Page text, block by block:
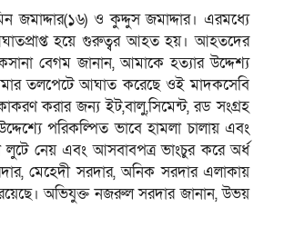
ও কুদ্দুস জমাদ্দার। এরমধ্যে
হয়ে গুরুত্বর আহত হয়। আহতদের
বেগম জানান, আমাকে হত্যার উদ্দেশ্য
তলপেটে আঘাত করেছে ওই মাদকসেবি
করার জন্য ইট,বালু,সিমেন্ট, রড সংগ্রহ
পরিকল্পিত ভাবে হামলা চালায় এবং
লুটে নেয় এবং আসবাবপত্র ভাংচুর করে অর্ধ
মেহেদী সরদার, অনিক সরদার এলাকায়
অভিযুক্ত নজরুল সরদার জানান, উভয়